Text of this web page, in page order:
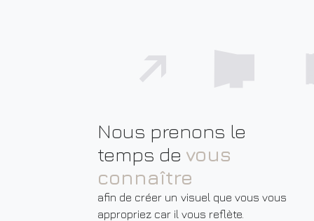
Nous prenons le
temps de vous
connaître
afin de créer un visuel que vous vous
appropriez car il vous reflète.